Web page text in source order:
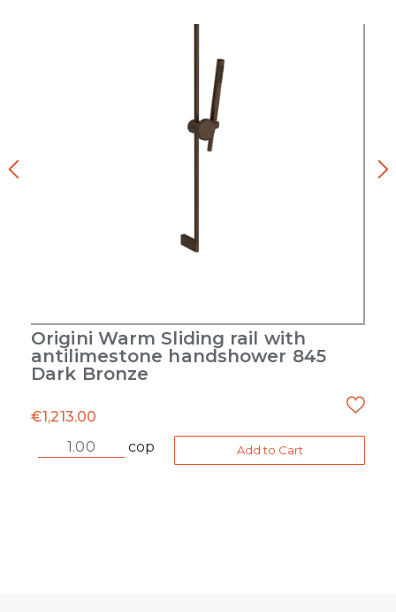
Origini Warm Sliding rail with
antilimestone handshower 845
Dark Bronze
€1,213.00
cop
Add to Cart